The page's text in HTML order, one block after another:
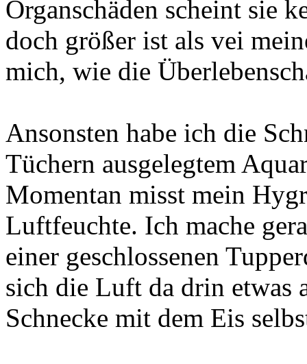
Organschäden scheint sie
doch größer ist als vei
mich, wie die
Ansonsten habe ich die
Tüchern ausgelegtem
Momentan misst mein
Luftfeuchte. Ich mache
einer geschlossenen
sich die Luft da drin etwas
Schnecke mit dem Eis